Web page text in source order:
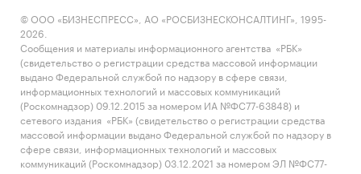
© ООО «БИЗНЕСПРЕСС», АО «РОСБИЗНЕСКОНСАЛТИНГ», 1995-
2026.
Сообщения и материалы информационного агентства «РБК»
(свидетельство о регистрации средства массовой информации
выдано Федеральной службой по надзору в сфере связи,
информационных технологий и массовых коммуникаций
(Роскомнадзор) 09.12.2015 за номером ИА №ФС77-63848) и
сетевого издания «РБК» (свидетельство о регистрации средства
массовой информации выдано Федеральной службой по надзору в
сфере связи, информационных технологий и массовых
коммуникаций (Роскомнадзор) 03.12.2021 за номером ЭЛ №ФС77-